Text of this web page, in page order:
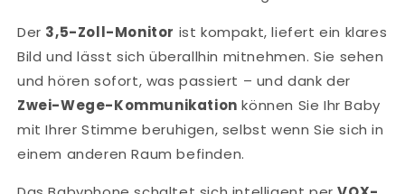
Der 3,5-Zoll-Monitor ist kompakt, liefert ein klares
Bild und lässt sich überallhin mitnehmen. Sie sehen
und hören sofort, was passiert – und dank der
Zwei-Wege-Kommunikation können Sie Ihr Baby
mit Ihrer Stimme beruhigen, selbst wenn Sie sich in
einem anderen Raum befinden.